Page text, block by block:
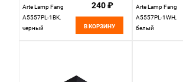
Arte Lamp Fang
A5557PL-1BK,
черный
240 ₽
В КОРЗИНУ
Arte Lamp Fang
A5557PL-1WH,
белый